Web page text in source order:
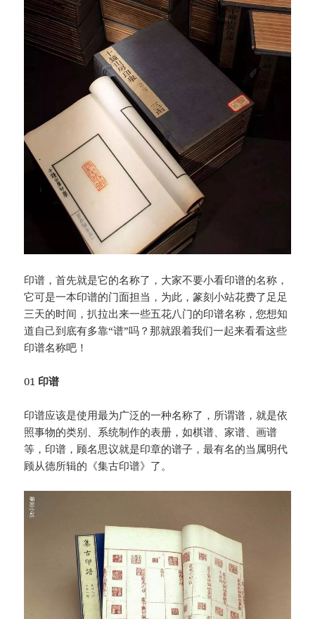
印谱，首先就是它的名称了，大家不要小看印谱的名称，
它可是一本印谱的门面担当，为此，篆刻小站花费了足足
三天的时间，扒拉出来一些五花八门的印谱名称，您想知
道自己到底有多靠“谱”吗？那就跟着我们一起来看看这些
印谱名称吧！
01 印谱
印谱应该是使用最为广泛的一种名称了，所谓谱，就是依
照事物的类别、系统制作的表册，如棋谱、家谱、画谱
等，印谱，顾名思议就是印章的谱子，最有名的当属明代
顾从德所辑的《集古印谱》了。